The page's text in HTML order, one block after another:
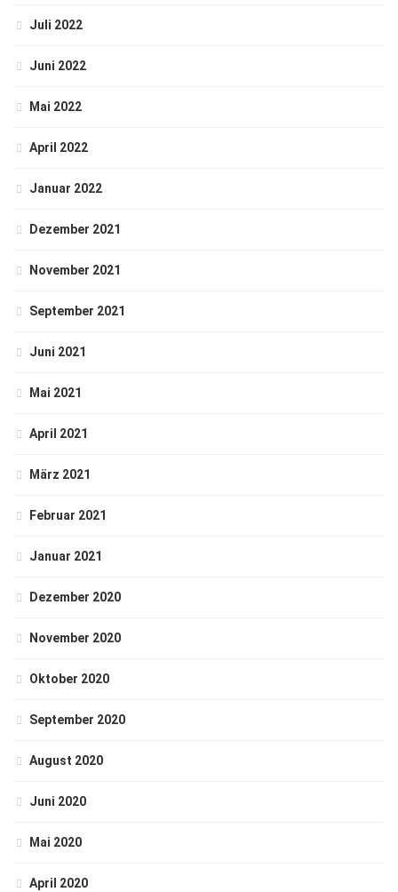
Juli 2022
Juni 2022
Mai 2022
April 2022
Januar 2022
Dezember 2021
November 2021
September 2021
Juni 2021
Mai 2021
April 2021
März 2021
Februar 2021
Januar 2021
Dezember 2020
November 2020
Oktober 2020
September 2020
August 2020
Juni 2020
Mai 2020
April 2020